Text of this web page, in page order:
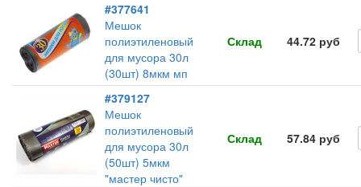
#377641
Мешок
полиэтиленовый
для мусора 30л
(30шт) 8мкм мп
Склад 44.72 руб
#379127
Мешок
полиэтиленовый
для мусора 30л
(50шт) 5мкм
"мастер чисто"
Склад 57.84 руб